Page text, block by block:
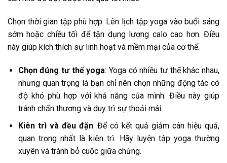
Chọn thời gian tập phù hợp: Lên lịch tập yoga vào buổi sáng
sớm hoặc chiều tối để tận dụng lượng calo cao hơn. Điều
này giúp kích thích sự linh hoạt và mềm mại của cơ thể.
Chọn đúng tư thế yoga: Yoga có nhiều tư thế khác nhau,
nhưng quan trọng là bạn chỉ nên chọn những động tác có
độ khó phù hợp với khả năng của mình. Điều này giúp
tránh chấn thương và duy trì sự thoải mái.
Kiên trì và đều đặn: Để có kết quả giảm cân hiệu quả,
quan trọng nhất là kiên trì. Hãy luyện tập yoga thường
xuyên và tránh bỏ cuộc giữa chừng.